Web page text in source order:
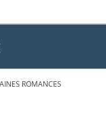
ROMANCES